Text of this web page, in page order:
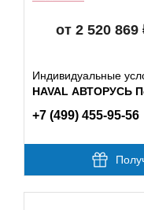
от 2 520 869
Индивидуальные
HAVAL АВТОРУСЬ
+7 (499) 455-95-56